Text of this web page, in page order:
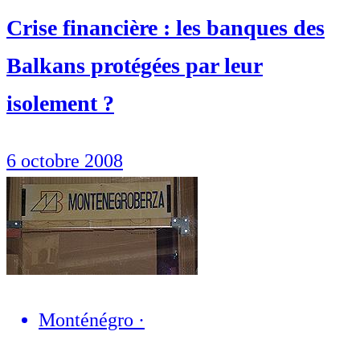
Crise financière : les banques des
Balkans protégées par leur
isolement ?
6 octobre 2008
Monténégro ·